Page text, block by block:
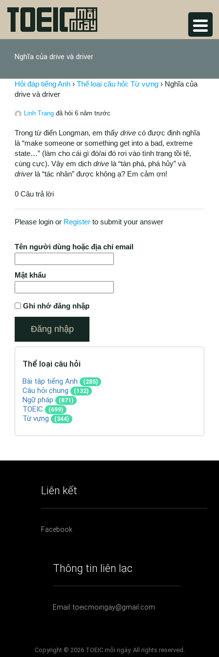
Nghĩa của drive và driver
Hỏi đáp tiếng Anh › Thể loại câu hỏi: Từ vựng › Nghĩa của
drive và driver
Linh Trang đã hỏi 6 năm trước
Trong từ điển Longman, em thấy drive có được định nghĩa
là “make someone or something get into a bad, extreme
state…” (làm cho cái gì đó/ai đó rơi vào tình trạng tồi tệ,
cùng cực). Vậy em dịch drive là “tàn phá, phá hủy” và
driverlà “tác nhân” được không ạ? Em cảm ơn!
0 Câu trả lời
Please login or Register to submit your answer
Tên người dùng hoặc địa chỉ email
Mật khẩu
Ghi nhớ đăng nhập
Thể loại câu hỏi
Bài tập tiếng Anh (285)
Câu hỏi chung (132)
Ngữ pháp (871)
TOEIC (699)
Từ vựng (344)
Liên kết
Facebook
Thông tin liên lạc
Email: toeicmoingay@gmail.com
Copyright © 2026 TOEIC mỗi ngày. All rights reserved.